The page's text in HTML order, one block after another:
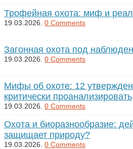
Трофейная охота: миф и
19.03.2026. 0 Comments
Загонная охота под
19.03.2026. 0 Comments
Мифы об охоте: 12
критически проанализировать
19.03.2026. 0 Comments
Охота и биоразнообразие:
защищает природу?
19.03.2026. 0 Comments